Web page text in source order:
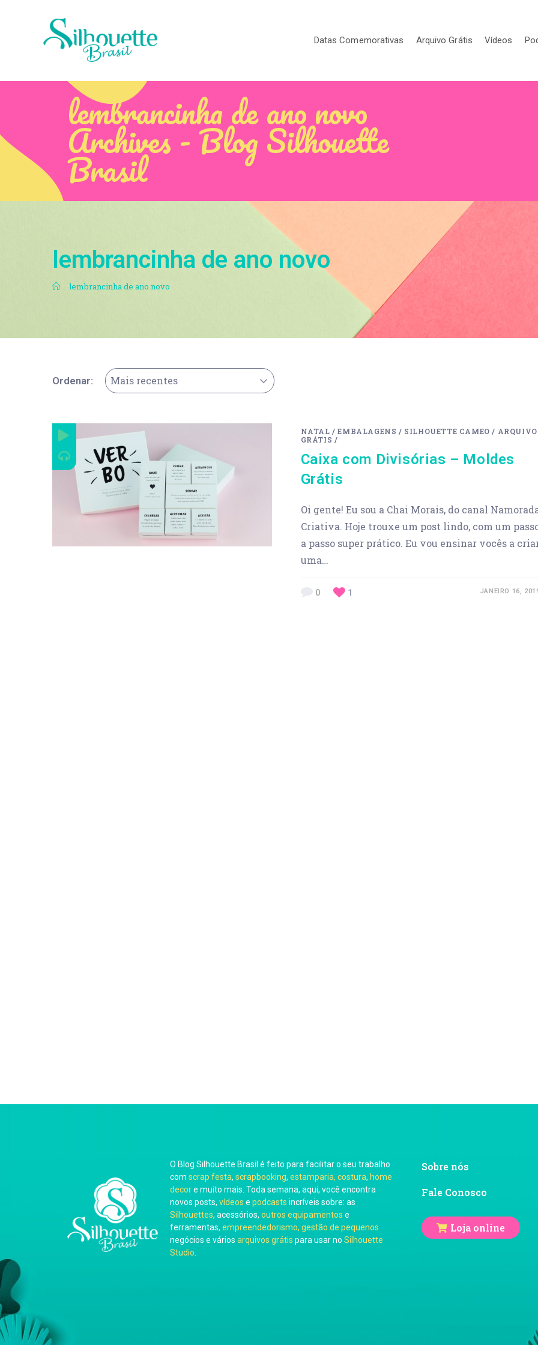
Datas Comemorativas Arquivo Grátis Vídeos
lembrancinha de ano novo
Archives - Blog Silhouette
Brasil
lembrancinha de ano novo
. lembrancinha de ano novo
Ordenar: Mais recentes
NATAL /EMBALAGENS / SILHOUETTE CAMEO / ARQUIVO
GRÁTIS /
Caixa com Divisórias – Moldes
Grátis
Oi gente! Eu sou a Chai Morais, do canal
Criativa. Hoje trouxe um post lindo, com um
a passo super prático. Eu vou ensinar vocês a
uma…
0 1 JANEIRO 16,
O Blog Silhouette Brasil é feito para facilitar o seu trabalho
com scrap festa, scrapbooking, estamparia, costura, home
decore muito mais. Toda semana, aqui, você encontra
novos posts, vídeos e podcasts incríveis sobre: as
Silhouettes, acessórios, outros equipamentos e
ferramentas, empreendedorismo, gestão de pequenos
negócios e vários arquivos grátis para usar no Silhouette
Studio
Sobre nós
Fale Conosco
Loja online